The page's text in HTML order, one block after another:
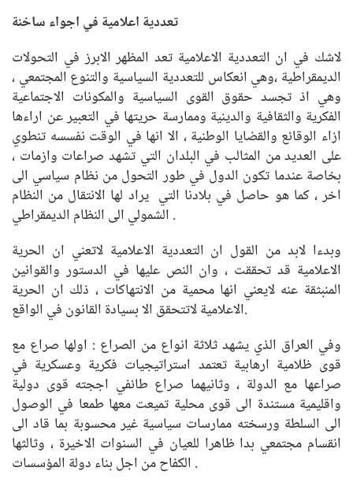
تعددية اعلامية في اجواء ساخنة
لاشك في ان التعددية الاعلامية تعد المظهر الابرز في التحولات
الديمقراطية ،وهي انعكاس للتعددية السياسية والتنوع المجتمعي ،
وهي اذ تجسد حقوق القوى السياسية والمكونات الاجتماعية
الفكرية والثقافية والدينية وممارسة حريتها في التعبير عن اراءها
ازاء الوقائع والقضايا الوطنية ، الا انها في الوقت نفسسه تنطوي
على العديد من المثالب في البلدان التي تشهد صراعات وازمات ،
بخاصة عندما تكون الدول في طور التحول من نظام سياسي الى
اخر ، كما هو حاصل في بلادنا التي يراد لها الانتقال من النظام
الشمولي الى النظام الديمقراطي .
وبدءا لابد من القول ان التعددية الاعلامية لاتعني ان الحرية
الاعلامية قد تحققت ، وان النص عليها في الدستور والقوانين
المنبثقة عنه لايعني انها محمية من الانتهاكات ، ذلك ان الحرية
الاعلامية لاتتحقق الا بسيادة القانون في الواقع.
وفي العراق الذي يشهد ثلاثة انواع من الصراع : اولها صراع مع
قوى ظلامية ارهابية تعتمد استراتيجيات فكرية وعسكرية في
صراعها مع الدولة ، وثانيهما صراع طائفي اججته قوى دولية
واقليمية مستندة الى قوى محلية تميعت معها طمعا في الوصول
الى السلطة ورسخته ممارسات سياسية غير محسوبة بما قاد الى
انقسام مجتمعي بدا ظاهرا للعيان في السنوات الاخيرة ، وثالثها
الكفاح من اجل بناء دولة المؤسسات .